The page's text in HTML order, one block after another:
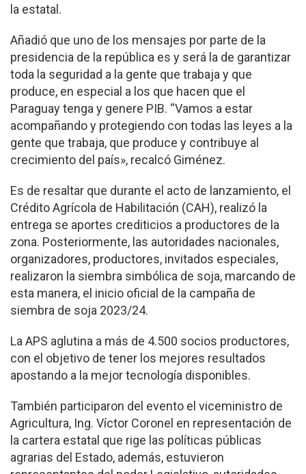
la estatal.
Añadió que uno de los mensajes por parte de la
presidencia de la república es y será la de garantizar
toda la seguridad a la gente que trabaja y que
produce, en especial a los que hacen que el
Paraguay tenga y genere PIB. “Vamos a estar
acompañando y protegiendo con todas las leyes a la
gente que trabaja, que produce y contribuye al
crecimiento del país», recalcó Giménez.
Es de resaltar que durante el acto de lanzamiento, el
Crédito Agrícola de Habilitación (CAH), realizó la
entrega se aportes crediticios a productores de la
zona. Posteriormente, las autoridades nacionales,
organizadores, productores, invitados especiales,
realizaron la siembra simbólica de soja, marcando de
esta manera, el inicio oficial de la campaña de
siembra de soja 2023/24.
La APS aglutina a más de 4.500 socios productores,
con el objetivo de tener los mejores resultados
apostando a la mejor tecnología disponibles.
También participaron del evento el viceministro de
Agricultura, Ing. Víctor Coronel en representación de
la cartera estatal que rige las políticas públicas
agrarias del Estado, además, estuvieron